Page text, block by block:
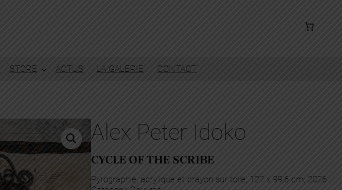
STORE ACTUS LA GALERIE CONTACT
Alex Peter Idoko
CYCLE OF THE SCRIBE
Pyrographie, acrylique et crayon sur toile, 127 x 99,6 cm, 2026